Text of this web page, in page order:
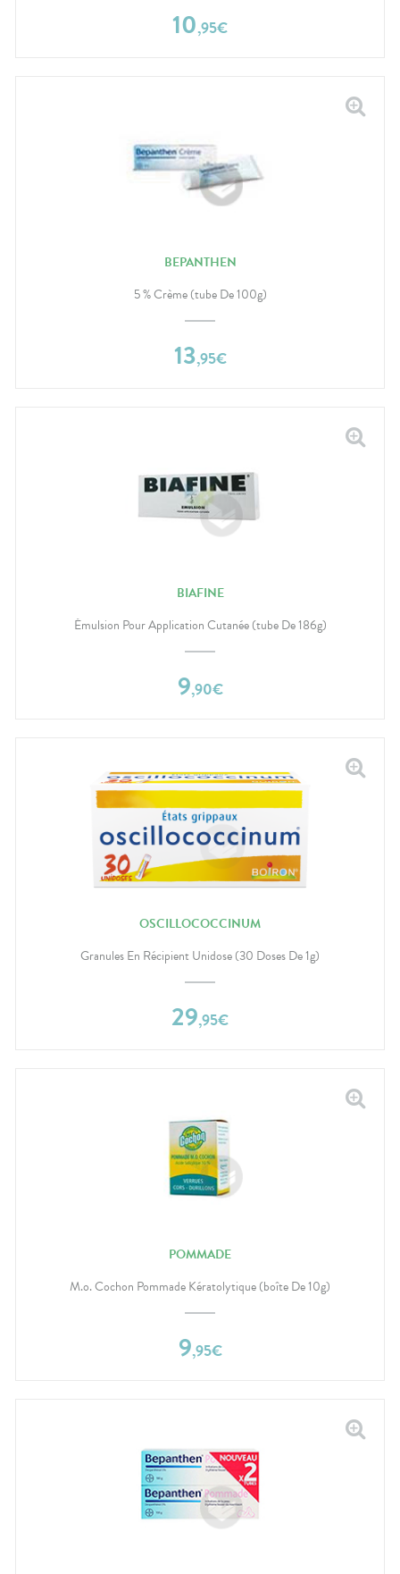
10,95€
BEPANTHEN
5 % Crème (tube De 100g)
13,95€
BIAFINE
Émulsion Pour Application Cutanée (tube De 186g)
9,90€
OSCILLOCOCCINUM
Granules En Récipient Unidose (30 Doses De 1g)
29,95€
POMMADE
M.o. Cochon Pommade Kératolytique (boîte De 10g)
9,95€